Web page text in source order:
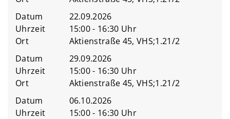
Datum
22.09.2026
Uhrzeit
15:00 - 16:30 Uhr
Ort
Aktienstraße 45, VHS;1.21/2
Datum
29.09.2026
Uhrzeit
15:00 - 16:30 Uhr
Ort
Aktienstraße 45, VHS;1.21/2
Datum
06.10.2026
Uhrzeit
15:00 - 16:30 Uhr